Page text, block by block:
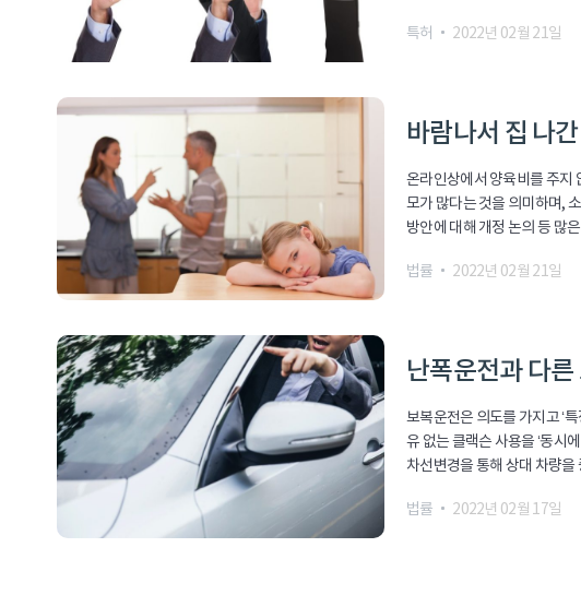
특허 2022년 02월 21일
바람나서 집 나
온라인상에서 양육비를 주지
모가 많다는 것을 의미하며,
방안에 대해 개정 논의 등 많
법률 2022년 02월 21일
난폭운전과 다
보복운전은 의도를 가지고 ‘
유 없는 클랙슨 사용을 ‘동시
차선변경을 통해 상대 차량
법률 2022년 02월 17일